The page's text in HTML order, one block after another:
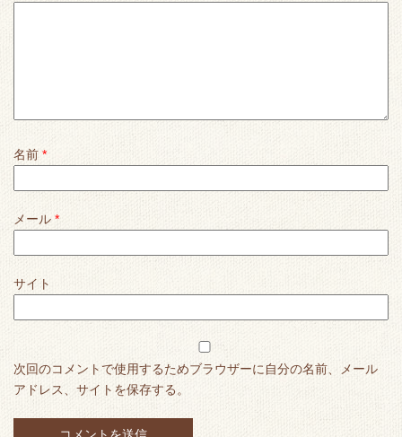
名前 *
メール *
サイト
次回のコメントで使用するためブラウザーに自分の名前、メール
アドレス、サイトを保存する。